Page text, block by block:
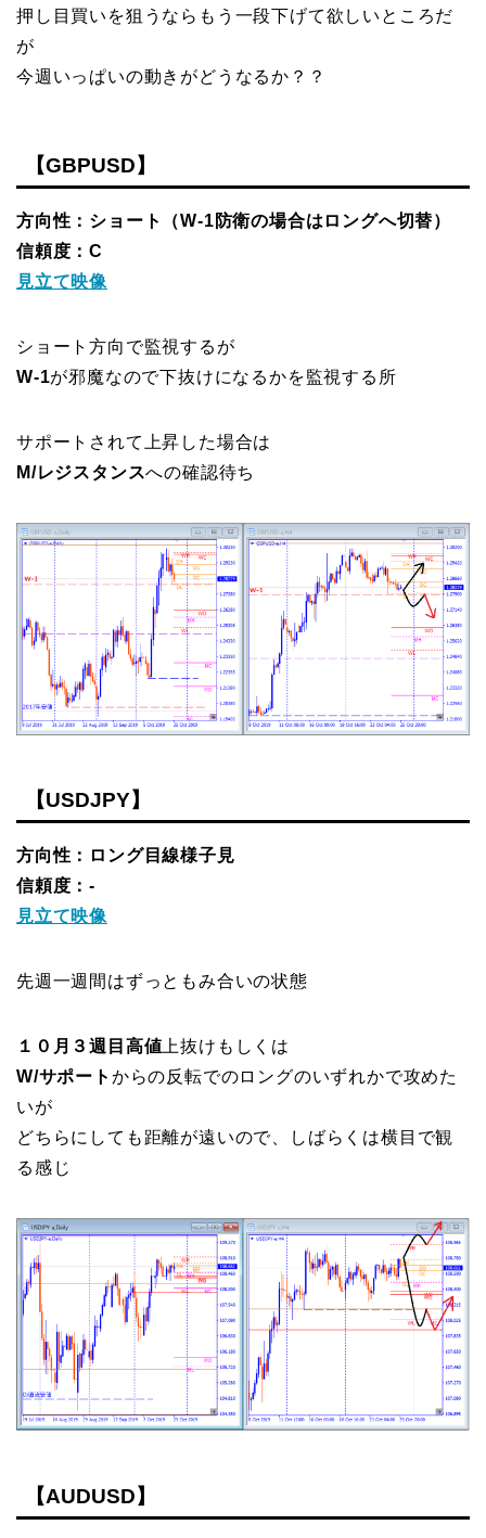
押し目買いを狙うならもう一段下げて欲しいところだ
が
今週いっぱいの動きがどうなるか？？
【GBPUSD】
方向性：ショート（W-1 防衛の場合はロングへ切替）
信頼度：C
見立て映像
ショート方向で監視するが
W-1が邪魔なので下抜けになるかを監視する所
サポートされて上昇した場合は
M/レジスタンスへの確認待ち
【USDJPY】
方向性：ロング目線様子見
信頼度：-
見立て映像
先週一週間はずっともみ合いの状態
１０月３週目高値 上抜けもしくは
W/サポート からの反転でのロングのいずれかで攻めた
いが
どちらにしても距離が遠いので、しばらくは横目で観
る感じ
【AUDUSD】